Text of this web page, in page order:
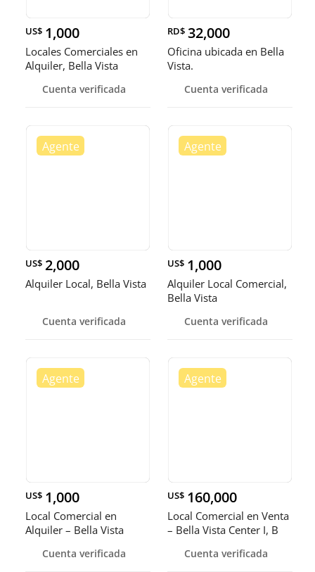
US$ 1,000
Locales Comerciales en
Alquiler, Bella Vista
Cuenta verificada
RD$ 32,000
Oficina ubicada en Bella
Vista.
Cuenta verificada
US$ 2,000
Alquiler Local, Bella Vista
Cuenta verificada
US$ 1,000
Alquiler Local Comercial,
Bella Vista
Cuenta verificada
US$ 1,000
Local Comercial en
Alquiler – Bella Vista
Cuenta verificada
US$ 160,000
Local Comercial en Venta
– Bella Vista Center I, B
Cuenta verificada